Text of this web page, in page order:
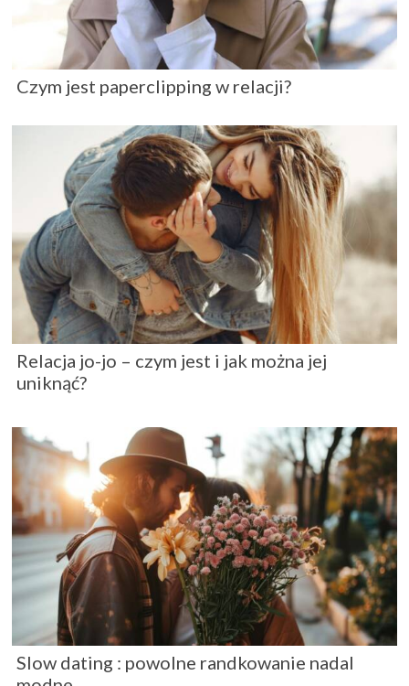
Czym jest paperclipping w relacji?
Relacja jo-jo – czym jest i jak można jej
uniknąć?
Slow dating : powolne randkowanie nadal